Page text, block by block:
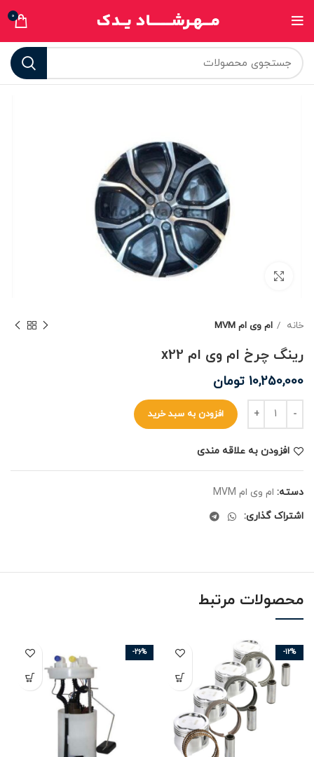
0
برای بزرگنمایی کلیک کنید
خانه ام وی ام MVM
رینگ چرخ ام وی ام x22
10,250,000 تومان
افزودن به سبد خرید
افزودن به علاقه مندی
دسته: ام وی ام MVM
اشتراک گذاری:
محصولات مرتبط
-12%
-26%